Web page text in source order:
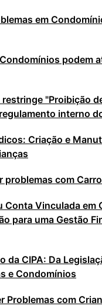
em
podem
restringe "Proibição
interno
Criação e
problemas com
Conta Vinculada em
para uma Gestão
da CIPA: Da
e Condomínios
Problemas com